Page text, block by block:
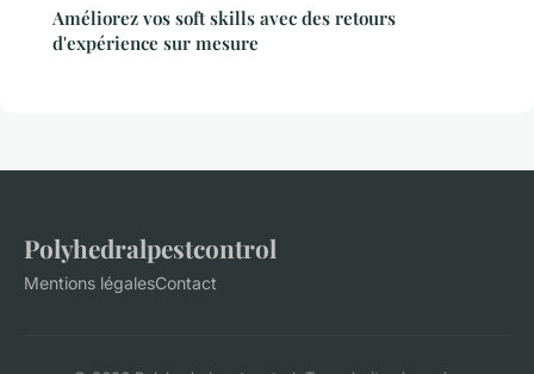
Améliorez vos soft skills avec des retours
d'expérience sur mesure
Polyhedralpestcontrol
Mentions légalesContact